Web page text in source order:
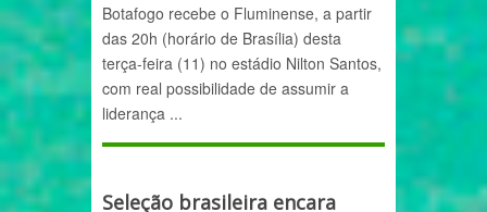
Botafogo recebe o Fluminense, a partir
das 20h (horário de Brasília) desta
terça-feira (11) no estádio Nilton Santos,
com real possibilidade de assumir a
liderança ...
Seleção brasileira encara